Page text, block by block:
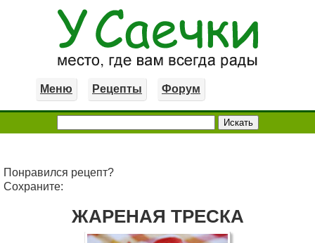
Меню Рецепты Форум
Понравился рецепт?
Сохраните:
ЖАРЕНАЯ ТРЕСКА